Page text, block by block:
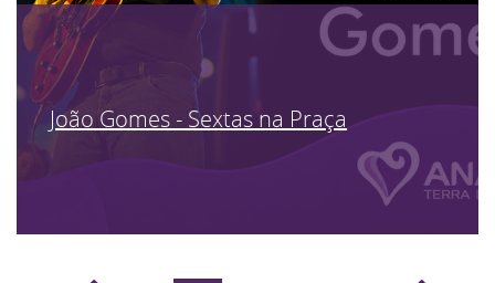
João Gomes - Sextas na Praça